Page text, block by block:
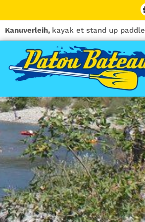
content
Kanuverleih, kayak et stand up paddle